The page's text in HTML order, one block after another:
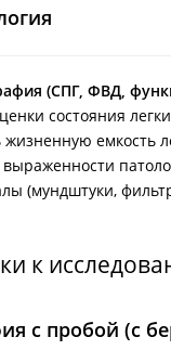
(СПГ, ФВД,
состояния
емкость
выраженности
(мундштуки,
к
с пробой (с